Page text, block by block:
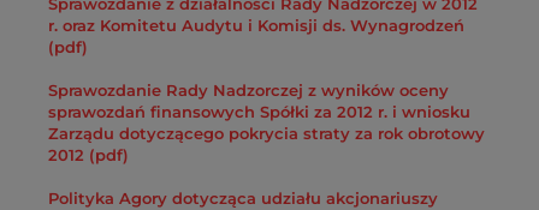
Sprawozdanie z działalności Rady Nadzorczej w 2012
r. oraz Komitetu Audytu i Komisji ds. Wynagrodzeń
(pdf)
Sprawozdanie Rady Nadzorczej z wyników oceny
sprawozdań finansowych Spółki za 2012 r. i wniosku
Zarządu dotyczącego pokrycia straty za rok obrotowy
2012 (pdf)
Polityka Agory dotycząca udziału akcjonariuszy